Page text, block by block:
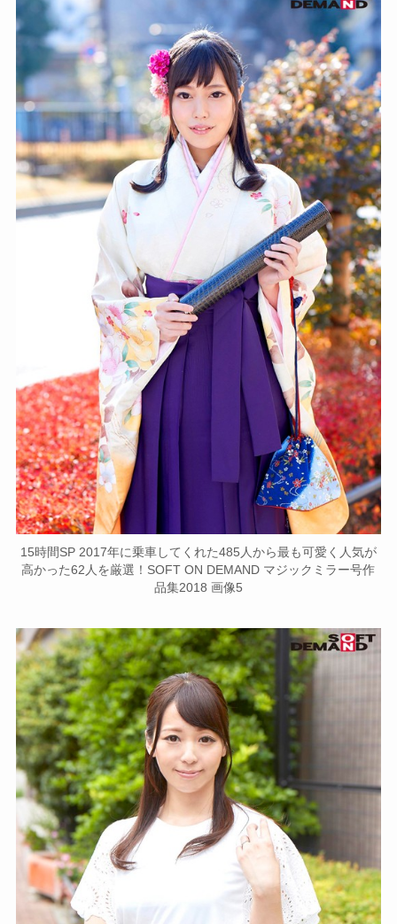
15時間SP 2017年に乗車してくれた485人から最も可愛く人気が
高かった62人を厳選！SOFT ON DEMAND マジックミラー号作
品集2018 画像5